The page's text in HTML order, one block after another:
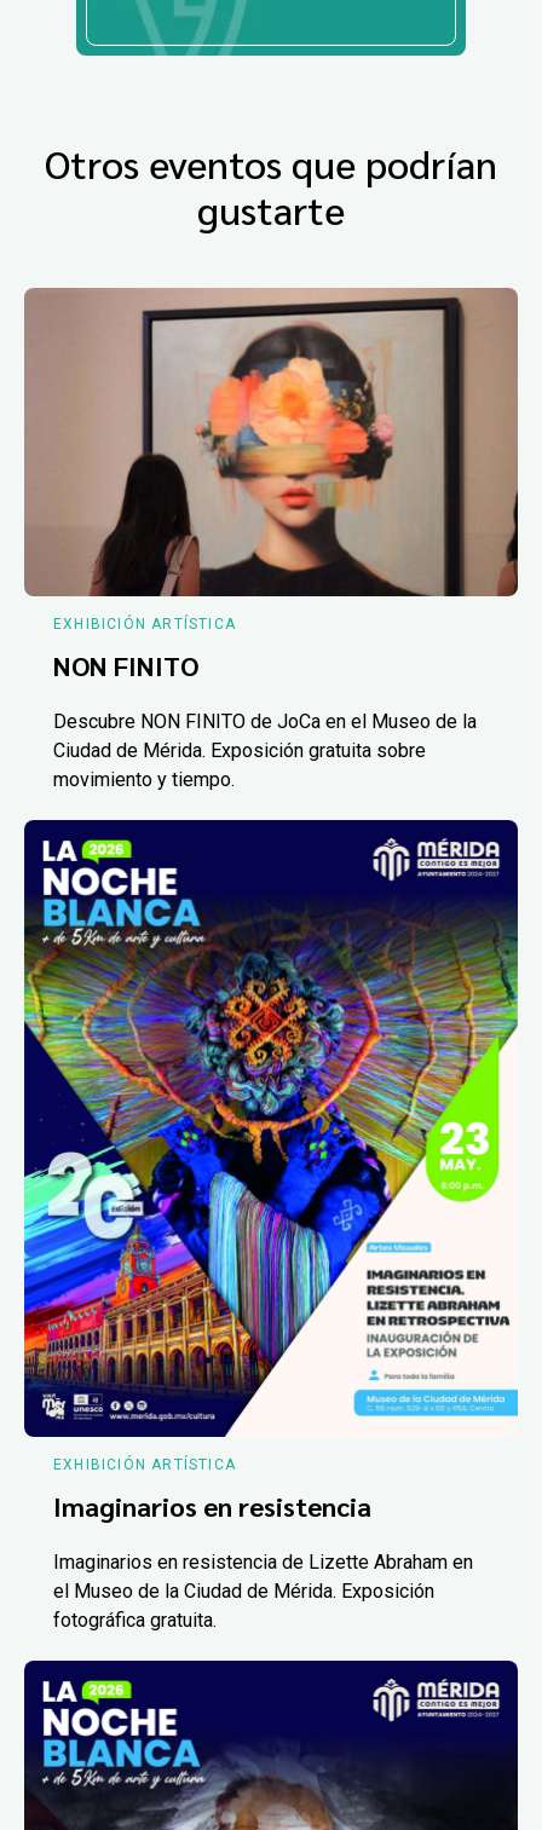
Otros eventos que podrían
gustarte
EXHIBICIÓN ARTÍSTICA
NON FINITO
Descubre NON FINITO de JoCa en el Museo de la
Ciudad de Mérida. Exposición gratuita sobre
movimiento y tiempo.
EXHIBICIÓN ARTÍSTICA
Imaginarios en resistencia
Imaginarios en resistencia de Lizette Abraham en
el Museo de la Ciudad de Mérida. Exposición
fotográfica gratuita.